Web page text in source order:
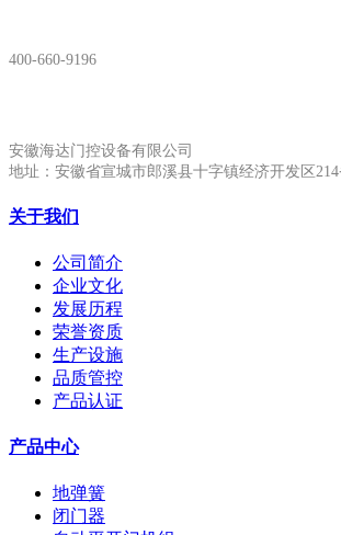
400-660-9196
安徽海达门控设备有限公司
地址：安徽省宣城市郎溪县十字镇经济开发区214
关于我们
公司简介
企业文化
发展历程
荣誉资质
生产设施
品质管控
产品认证
产品中心
地弹簧
闭门器